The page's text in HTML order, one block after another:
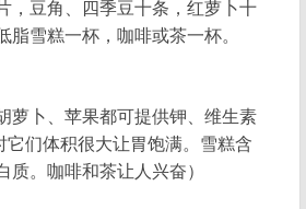
，豆角、四季豆十条，红萝卜十
脂雪糕一杯，咖啡或茶一杯。
萝卜、苹果都可提供钾、维生素
它们体积很大让胃饱满。雪糕含
质。咖啡和茶让人兴奋）